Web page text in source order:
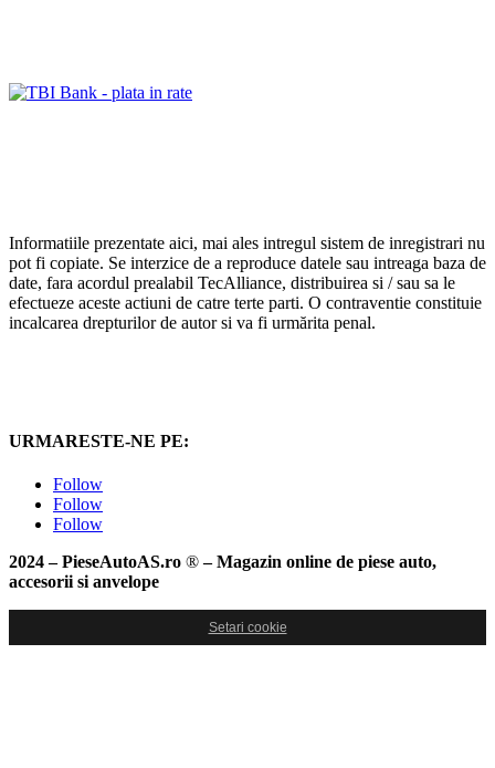
Informatiile prezentate aici, mai ales intregul sistem de inregistrari nu
pot fi copiate. Se interzice de a reproduce datele sau intreaga baza de
date, fara acordul prealabil TecAlliance, distribuirea si / sau sa le
efectueze aceste actiuni de catre terte parti. O contraventie constituie
incalcarea drepturilor de autor si va fi urmărita penal.
URMARESTE-NE PE:
Follow
Follow
Follow
2024 – PieseAutoAS.ro ®– Magazin online de piese auto,
accesorii si anvelope
Setari cookie